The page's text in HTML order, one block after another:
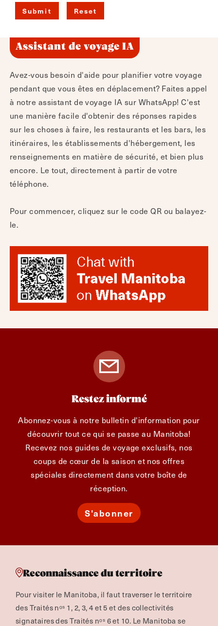
Assistant de voyage IA
Avez-vous besoin d'aide pour planifier votre voyage
pendant que vous êtes en déplacement? Faites appel
à notre assistant de voyage IA sur WhatsApp! C'est
une manière facile d'obtenir des réponses rapides
sur les choses à faire, les restaurants et les bars, les
itinéraires, les établissements d'hébergement, les
renseignements en matière de sécurité, et bien plus
encore. Le tout, directement à partir de votre
téléphone.
Pour commencer, cliquez sur le code QR ou balayez-
le.
Restez informé
Abonnez-vous à notre bulletin d'information pour
découvrir tout ce qui se passe au Manitoba!
Recevez nos guides de voyage exclusifs, nos
coups de cœur de la saison et nos offres
spéciales directement dans votre boîte de
réception.
S'abonner
Reconnaissance du territoire
Pour visiter le Manitoba, il faut traverser le territoire
des Traités nᵒˢ 1, 2, 3, 4 et 5 et des collectivités
signataires des Traités nᵒˢ 6 et 10. Le Manitoba se